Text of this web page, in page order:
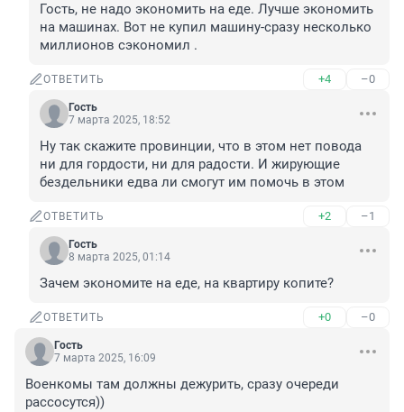
Гость, не надо экономить на еде. Лучше экономить
на машинах. Вот не купил машину-сразу несколько
миллионов сэкономил .
ОТВЕТИТЬ +4 –0
Гость
7 марта 2025, 18:52
Ну так скажите провинции, что в этом нет повода
ни для гордости, ни для радости. И жирующие
бездельники едва ли смогут им помочь в этом
ОТВЕТИТЬ +2 –1
Гость
8 марта 2025, 01:14
Зачем экономите на еде, на квартиру копите?
ОТВЕТИТЬ +0 –0
Гость
7 марта 2025, 16:09
Военкомы там должны дежурить, сразу очереди
рассосутся))